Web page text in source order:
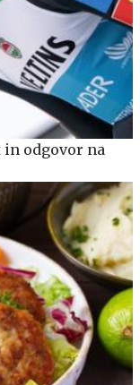
odgovor na